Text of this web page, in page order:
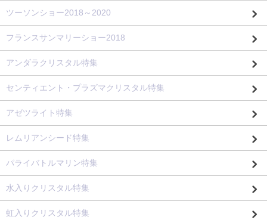
ツーソンショー2018～2020
フランスサンマリーショー2018
アンダラクリスタル特集
センティエント・プラズマクリスタル特集
アゼツライト特集
レムリアンシード特集
パライバトルマリン特集
水入りクリスタル特集
虹入りクリスタル特集